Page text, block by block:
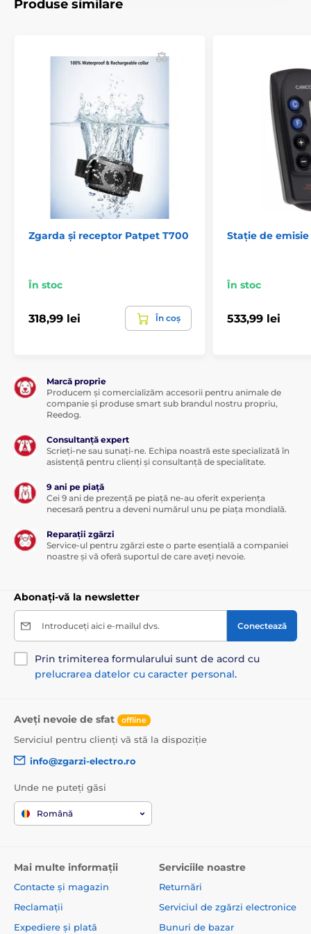
Produse similare
Zgarda și receptor Patpet T700
În stoc
318,99 lei În coș
Stație de
În stoc
533,99 lei
Marcă proprie
Producem și comercializăm accesorii pentru animale de
companie și produse smart sub brandul nostru propriu,
Reedog.
Consultanță expert
Scrieți-ne sau sunați-ne. Echipa noastră este specializată în
asistență pentru clienți și consultanță de specialitate.
9 ani pe piață
Cei 9 ani de prezență pe piață ne-au oferit experiența
necesară pentru a deveni numărul unu pe piața mondială.
Reparații zgărzi
Service-ul pentru zgărzi este o parte esențială a companiei
noastre și vă oferă suportul de care aveți nevoie.
Abonați-vă la newsletter
Introduceți aici e-mailul dvs. Conectează
Prin trimiterea formularului sunt de acord cu
prelucrarea datelor cu caracter personal.
Aveți nevoie de sfat offline
Serviciul pentru clienți vă stă la dispoziție
info@zgarzi-electro.ro
Unde ne puteți găsi
Română
Mai multe informații
Contacte și magazin
Reclamații
Expediere și plată
Serviciile noastre
Returnări
Serviciul de zgărzi electronice
Bunuri de bazar